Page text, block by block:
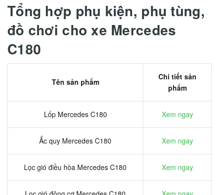
Tổng hợp phụ kiện, phụ tùng,
đồ chơi cho xe Mercedes
C180
Tên sản phẩm
Chi tiết sản
phẩm
Lốp Mercedes C180 Xem ngay
Ắc quy Mercedes C180 Xem ngay
Lọc gió điều hòa Mercedes C180 Xem ngay